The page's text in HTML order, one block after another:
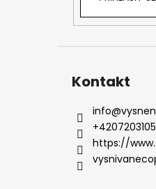
Kontakt
info@
https://